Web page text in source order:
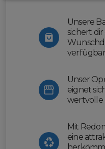
Unsere
sichert dir
Unser
eignet
wertvolle
Mit
eine